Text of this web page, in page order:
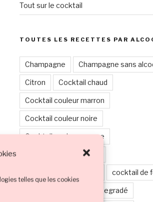
telles que les cookies
Tout sur le cocktail
TOUTES LES RECETTES PAR
Champagne Champagne sans
Citron Cocktail chaud
Cocktail couleur marron
Cocktail couleur noire
Cocktail couleur orange
Cocktail couleur rouge
cocktail de
Cocktail en étages ou degradé